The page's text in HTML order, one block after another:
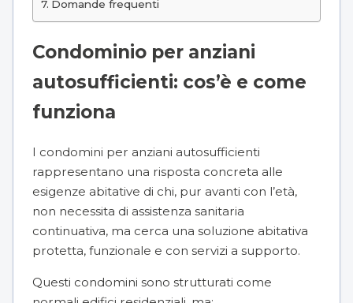
Domande frequenti
Condominio per anziani
autosufficienti: cos’è e come
funziona
I condomini per anziani autosufficienti
rappresentano una risposta concreta alle
esigenze abitative di chi, pur avanti con l’età,
non necessita di assistenza sanitaria
continuativa, ma cerca una soluzione abitativa
protetta, funzionale e con servizi a supporto.
Questi condomini sono strutturati come